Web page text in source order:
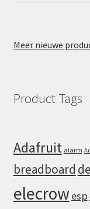
Meer nieuwe
Product Tags
Adafruit alarm
breadboard
elecrowesp